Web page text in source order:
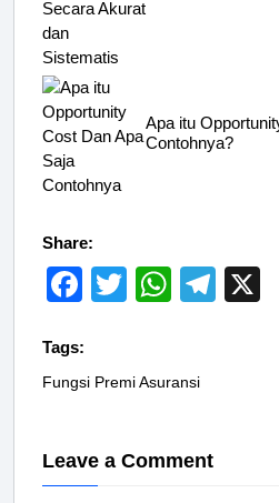
Apa itu
Contohnya?
Share:
F
c
e
o
T
er
W
s
p
T
Tags:
Fungsi Premi Asuransi
Leave a Comment